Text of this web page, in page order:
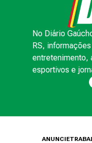
No Diário
RS,
entretenimento,
esportivos e
ANUNCIE